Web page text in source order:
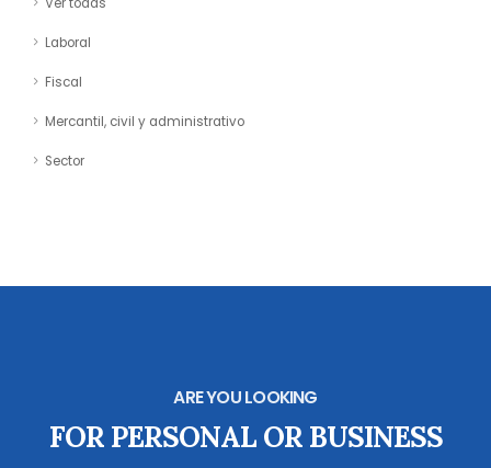
Laboral
Fiscal
Mercantil, civil y administrativo
Sector
ARE YOU LOOKING
FOR PERSONAL OR BUSINESS